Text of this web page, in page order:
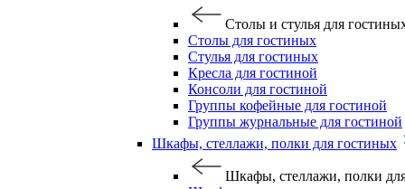
Столы и стулья для
Столы для гостиных
Стулья для гостиных
Кресла для гостиной
Консоли для гостиной
Группы кофейные для гостиной
Группы журнальные для гостиной
Шкафы, стеллажи, полки для гостиных
Шкафы, стеллажи, полки